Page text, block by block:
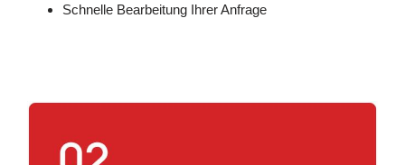
Schnelle Bearbeitung Ihrer Anfrage